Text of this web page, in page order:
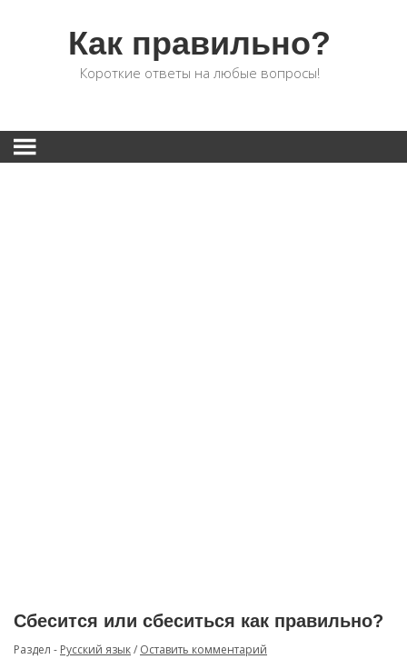
Как правильно?
Короткие ответы на любые вопросы!
Сбесится или сбеситься как правильно?
Раздел - Русский язык/ Оставить комментарий